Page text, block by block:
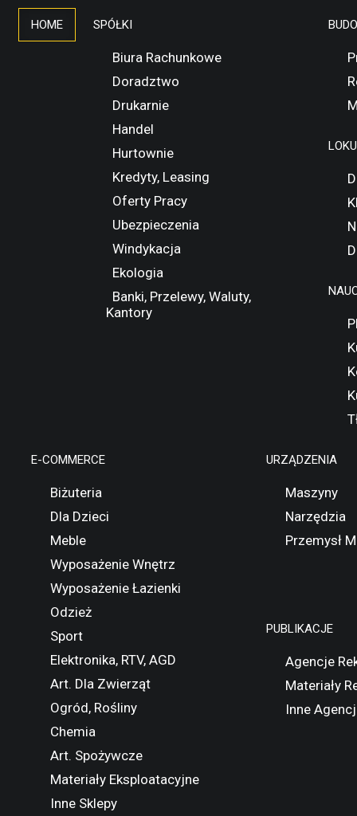
HOME SPÓŁKI
Biura Rachunkowe
Doradztwo
Drukarnie
Handel
Hurtownie
Kredyty, Leasing
Oferty Pracy
Ubezpieczenia
Windykacja
Ekologia
Banki, Przelewy, Waluty,
Kantory
E-COMMERCE
Biżuteria
Dla Dzieci
Meble
Wyposażenie Wnętrz
Wyposażenie Łazienki
Odzież
Sport
Elektronika, RTV, AGD
Art. Dla Zwierząt
Ogród, Rośliny
Chemia
Art. Spożywcze
Materiały Eksploatacyjne
Inne Sklepy
URZĄDZENIA
Maszyny
Narzędzia
Przemysł
PUBLIKACJE
Agencje
Materiały
Inne